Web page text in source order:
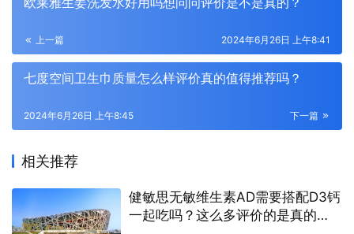
上一篇 2024年6月26日 上午8:41
七度空间卫生巾质量怎么样评价真的值得推荐吗？
下一篇
2024年6月26日 上午8:45
相关推荐
健敏思无敏维生素AD需要搭配D3钙
一起吃吗？这么多评价的是真的